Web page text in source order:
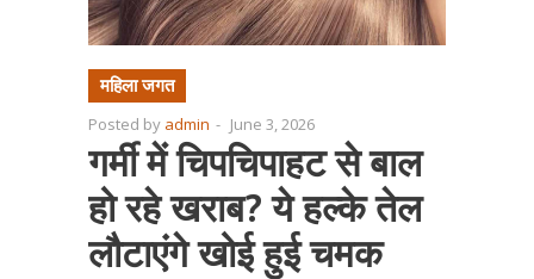
महिला जगत
Posted by admin - June 3, 2026
गर्मी में चिपचिपाहट से बाल
हो रहे खराब? ये हल्के तेल
लौटाएंगे खोई हुई चमक